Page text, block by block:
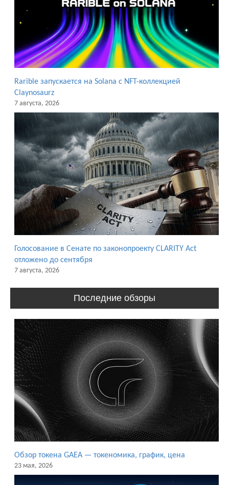
Rarible запускается на Solana с NFT-коллекцией
Claynosaurz
7 августа, 2026
Голосование в Сенате по законопроекту CLARITY Act
отложено до сентября
7 августа, 2026
Последние обзоры
Обзор токена GAEA — токеномика, график, цена
23 мая, 2026